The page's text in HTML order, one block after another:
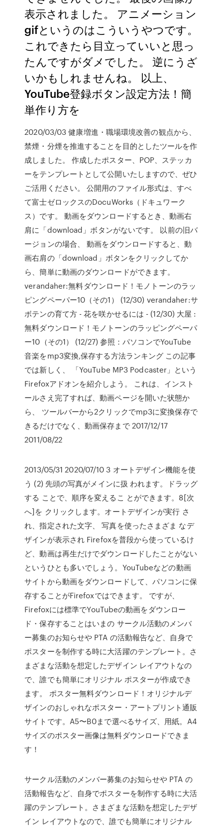
表示されました。 アニメーション
gifというのはこういうやつです。
これできたら目立っていいと思っ
たんですがダメでした。 逆にうざ
いかもしれませんね。 以上、
YouTube登録ボタン設定方法！簡
単作り方を
2020/03/03 健康増進・職場環境改善の観点から、
禁煙・分煙を推進することを目的としたツールを作
成しました。 作成したポスター、POP、ステッカ
ーをテンプレートとして公開いたしますので、ぜひ
ご活用ください。 公開用のファイル形式は、すべ
て富士ゼロックスのDocuWorks（ドキュワーク
ス）です。 動画をダウンロードするとき、動画右
肩に「download」ボタンがないです。 以前の旧バ
ージョンの場合、 動画をダウンロードすると、動
画右肩の「download」ボタンをクリックしてか
ら、簡単に動画のダウンロードができます。
verandaher:無料ダウンロード！モノトーンのラッ
ピングペーパー10（その1） (12/30) verandaher:サ
ボテンの育て方 - 花を咲かせるには - (12/30) 大屋 :
無料ダウンロード！モノトーンのラッピングペーパ
ー10（その1） (12/27) 参照：パソコンでYouTube
音楽をmp3変換,保存する方法ランキング この記事
では新しく、 「YouTube MP3 Podcaster」という
Firefoxアドオンを紹介しよう。 これは、インスト
ールさえ完了すれば、動画ページを開いた状態か
ら、 ツールバーから2クリックでmp3に変換保存で
きるだけでなく、動画保存まで 2017/12/17
2011/08/22
2013/05/31 2020/07/10 3 オートデザイン機能を使
う (2) 先頭の写真がメインに扱 われます。ドラッグ
する ことで、順序を変えるこ とができます。8[次
へ]を クリックします。オートデザインが実行 さ
れ、指定された文字、 写真を使ったさまざま なデ
ザインが表示され Firefoxを普段から使っているけ
ど、動画は再生だけでダウンロードしたことがない
というひとも多いでしょう。YouTubeなどの動画
サイトから動画をダウンロードして、パソコンに保
存することがFirefoxではできます。 ですが、
Firefoxには標準でYouTubeの動画をダウンロー
ド・保存することはいまの サークル活動のメンバ
ー募集のお知らせや PTA の活動報告など、自身で
ポスターを制作する時に大活躍のテンプレート。さ
まざまな活動を想定したデザイン レイアウトなの
で、誰でも簡単にオリジナル ポスターが作成でき
ます。 ポスター無料ダウンロード！オリジナルデ
ザインのおしゃれなポスター・アートプリント通販
サイトです。A5〜B0まで選べるサイズ、用紙。A4
サイズのポスター画像は無料ダウンロードできま
す！
サークル活動のメンバー募集のお知らせや PTA の
活動報告など、自身でポスターを制作する時に大活
躍のテンプレート。さまざまな活動を想定したデザ
イン レイアウトなので、誰でも簡単にオリジナル